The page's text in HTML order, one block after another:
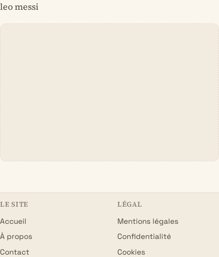
leo messi
LE SITE
Accueil
À propos
Contact
LÉGAL
Mentions légales
Confidentialité
Cookies